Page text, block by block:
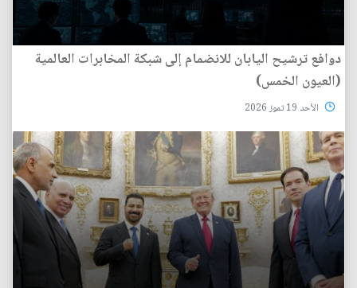
دوافع ترشيح اليابان للانضمام إلى شبكة المخابرات العالمية
(العيون الخمس)
الأحد 19 تموز 2026